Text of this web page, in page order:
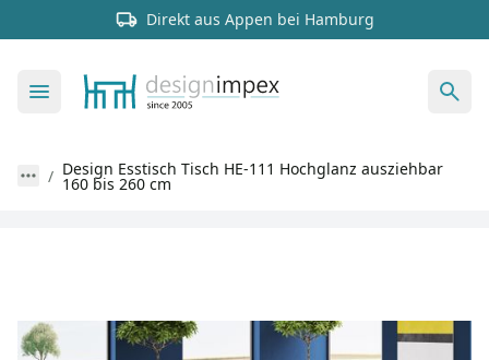
Direkt aus Appen bei Hamburg
Design Esstisch Tisch HE-111 Hochglanz ausziehbar
160 bis 260 cm